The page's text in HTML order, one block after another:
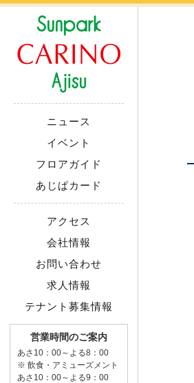
ニュース
イベント
フロアガイド
あじぱカード
アクセス
会社情報
お問い合わせ
求人情報
テナント募集情報
営業時間のご案内
あさ10：00～よる8：00
※ 飲食・アミューズメント
あさ10：00～よる9：00